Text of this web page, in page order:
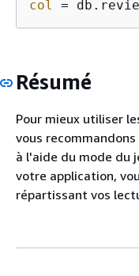
col
=
Résumé
Pour mieux utiliser
vous
à l'aide du mode du
votre application,
répartissant vos